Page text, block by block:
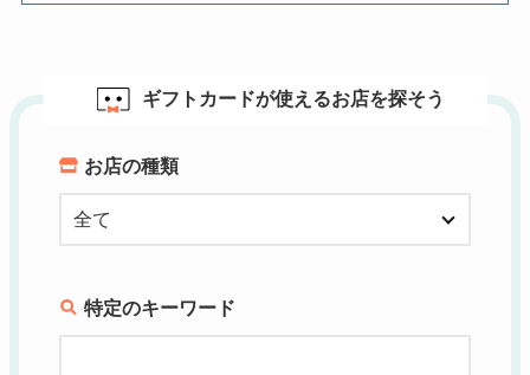
ギフトカードが使えるお店を探そう
お店の種類
特定のキーワード